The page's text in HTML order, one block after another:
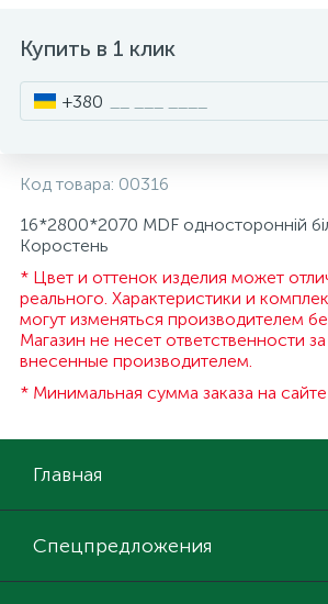
Купить в 1 клик
+380
Код товара: 00316
16*2800*2070 MDF односторонній
* Цвет и оттенок изделия может
реального. Характеристики и
могут изменяться производителем
Магазин не несет ответственности
внесенные производителем.
* Минимальная сумма заказа на
Главная
Спецпредложения
ИНСТРУМЕНТ И РАСХОДНЫЕ
КУХОННАЯ ТЕХНИКА
Меблі
Фурнитура для кроватей